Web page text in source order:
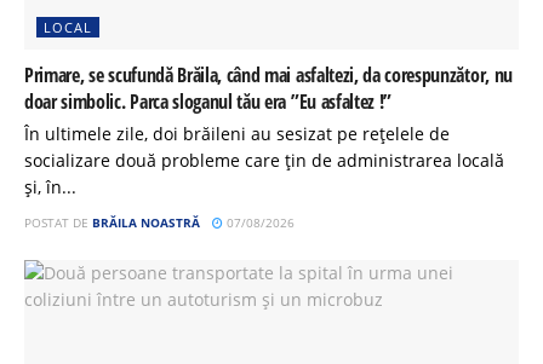
LOCAL
Primare, se scufundă Brăila, când mai asfaltezi, da corespunzător, nu
doar simbolic. Parca sloganul tău era ”Eu asfaltez !”
În ultimele zile, doi brăileni au sesizat pe rețelele de
socializare două probleme care țin de administrarea locală
și, în...
POSTAT DE BRĂILA NOASTRĂ 07/08/2026